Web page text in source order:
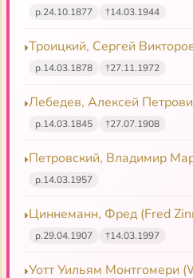
р.24.10.1877 †14.03.1944
Троицкий, Сергей
р.14.03.1878 †27.11.1972
Лебедев, Алексей
р.14.03.1845 †27.07.1908
Петровский, Владимир
р.14.03.1957
Циннеманн, Фред (Fred
р.29.04.1907 †14.03.1997
Уотт Уильям Монтгомери